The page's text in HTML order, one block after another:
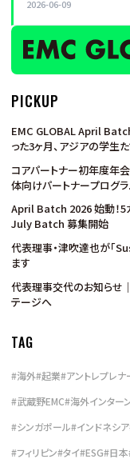
2026-06-09
PICKUP
EMC GLOBAL April
った3ヶ月、アジアの学生
コアパートナー初年度年
体向けパートナープログ
April Batch 2026 始動！
July Batch 募集開始
代表理事・津吹達也が「
ます
代表理事交代のお知らせ
テージへ
TAG
#海外#起業#アントレプレナ
#武蔵野EMC#海外インター
#シンガポール#インドネシア
#フィリピン#タイ#ESG#日本